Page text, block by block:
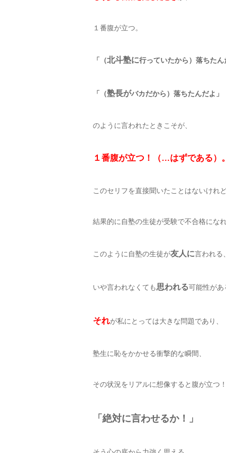
１番腹が立つ。
「（北斗塾に行っていたから）落ちたん
「（塾長がバカだから）落ちたんだよ」
のように言われたときこそが、
１番腹が立つ！（…はずである）。
このセリフを直接聞いたことはないけれど
結果的に自塾の生徒が受験で不合格になれ
このように自塾の生徒が友人に言われる、
いや言われなくても思われる可能性があ
それが私にとっては大きな問題であり、
塾生に恥をかかせる衝撃的な瞬間、
その状況をリアルに想像すると腹が立つ！
「絶対に言わせるか！」